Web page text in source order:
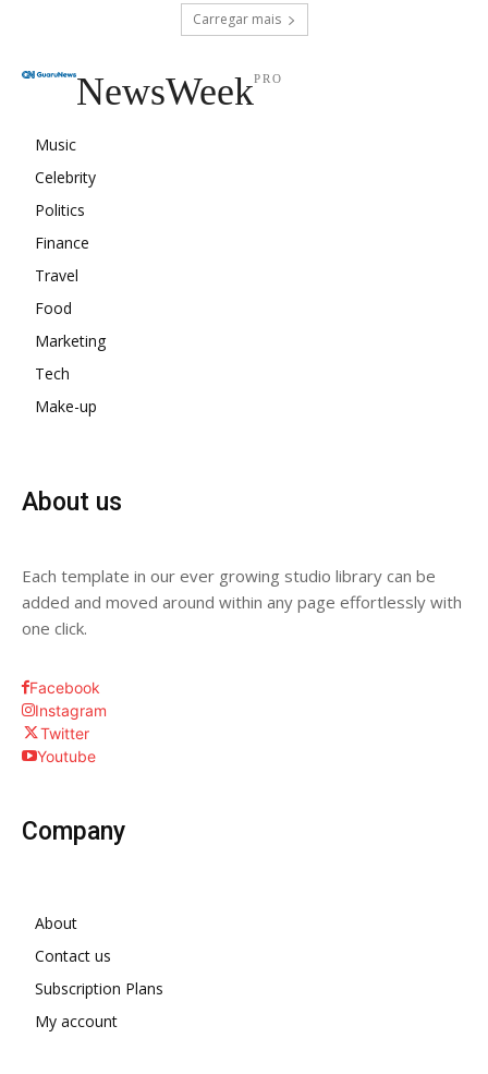
Carregar mais
NewsWeekPRO
Music
Celebrity
Politics
Finance
Travel
Food
Marketing
Tech
Make-up
About us
Each template in our ever growing studio library can be
added and moved around within any page effortlessly with
one click.
Facebook
Instagram
Twitter
Youtube
Company
About
Contact us
Subscription Plans
My account